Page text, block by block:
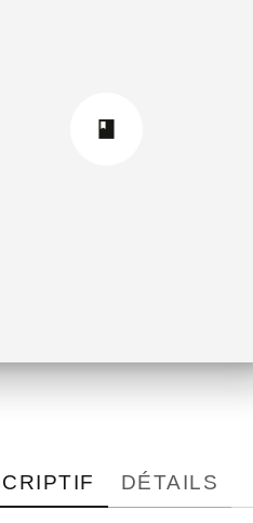
DÉTAILS